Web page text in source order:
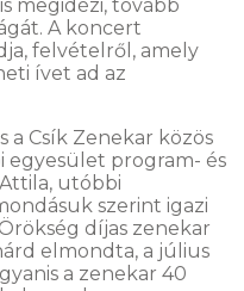
megidézi, tovább
A koncert
felvételről, amely
ívet ad az
a Csík Zenekar közös
egyesület program- és
utóbbi
szerint igazi
díjas zenekar
elmondta, a július
a zenekar 40